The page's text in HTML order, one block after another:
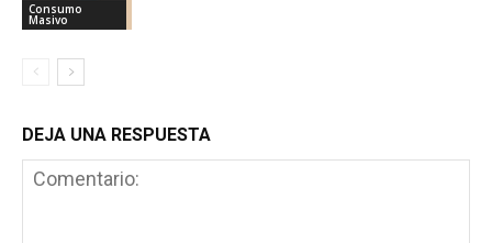
Consumo
Masivo
DEJA UNA RESPUESTA